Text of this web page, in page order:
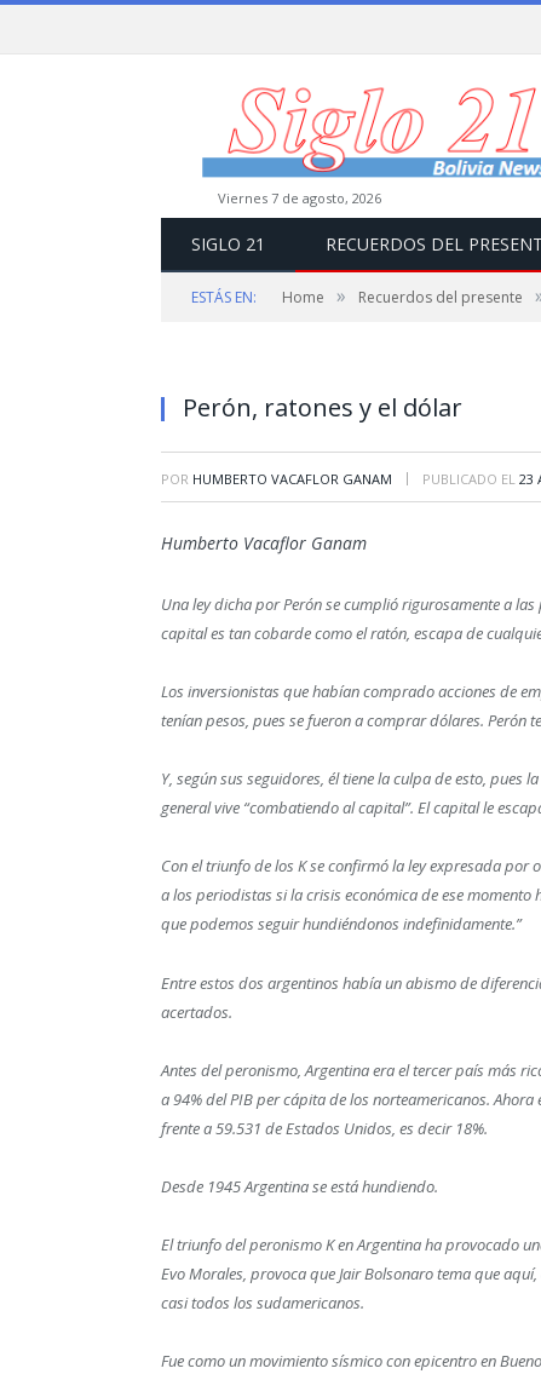
viernes 7 de agosto, 2026
SIGLO 21 RECUERDOS DEL
ESTÁS EN: Home » Recuerdos del presente
Perón, ratones y el dólar
POR HUMBERTO VACAFLOR GANAM | PUBLICADO EL 23
Humberto Vacaflor Ganam
Una ley dicha por Perón se cumplió rigurosamente a
capital es tan cobarde como el ratón, escapa de
Los inversionistas que habían comprado acciones de
tenían pesos, pues se fueron a comprar dólares. Perón
Y, según sus seguidores, él tiene la culpa de esto, pues
general vive “combatiendo al capital”. El capital le
Con el triunfo de los K se confirmó la ley expresada por
a los periodistas si la crisis económica de ese
que podemos seguir hundiéndonos indefinidamente.”
Entre estos dos argentinos había un abismo de
acertados.
Antes del peronismo, Argentina era el tercer país más
a 94% del PIB per cápita de los norteamericanos.
frente a 59.531 de Estados Unidos, es decir 18%.
Desde 1945 Argentina se está hundiendo.
El triunfo del peronismo K en Argentina ha provocado
Evo Morales, provoca que Jair Bolsonaro tema que
casi todos los sudamericanos.
Fue como un movimiento sísmico con epicentro en